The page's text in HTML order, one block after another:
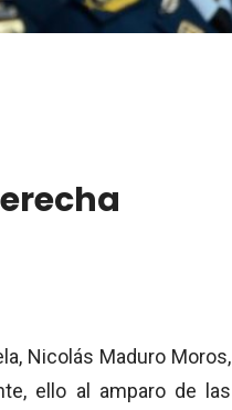
Nicolás Maduro Moros,
ello al amparo de las